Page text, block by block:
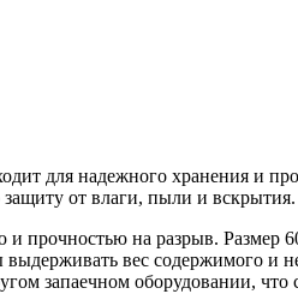
для надежного хранения и
от влаги, пыли и вскрытия.
и прочностью на разрыв. Размер
вес содержимого и
запаечном оборудовании, что